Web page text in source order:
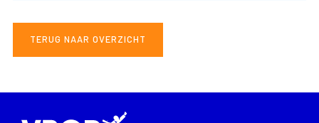
TERUG NAAR OVERZICHT